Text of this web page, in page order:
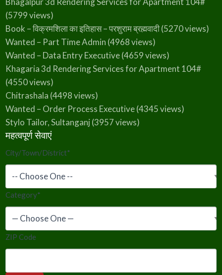
(5799 views)
Book – विक्रमशिला का इतिहास – परशुराम ब्रह्मवादी(5270 views)
Wanted – Part Time Admin (4968 views)
Wanted – Data Entry Executive(4659 views)
Khagaria 3d Rendering Services for Apartment 104#
(4550 views)
Chitrashala (4498 views)
Wanted – Order Process Executive(4345 views)
Stylo Tailor, Sultanganj (3957 views)
महत्वपूर्ण सेवाएं
City/Town/District*
Category*
ZIP Code